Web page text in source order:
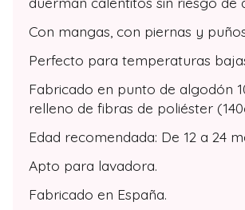
Con mangas, con piernas y
Perfecto para temperaturas
Fabricado en punto de algodón
relleno de fibras de poliéster
Edad recomendada: De 12 a 24
Apto para lavadora.
Fabricado en España.